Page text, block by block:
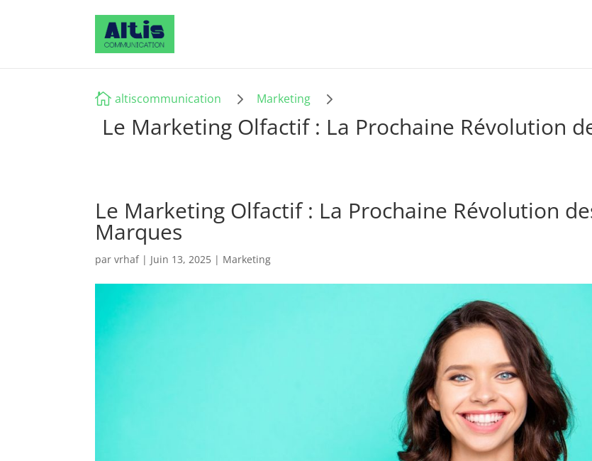
 altiscommunication 5 Marketing 5
Le Marketing Olfactif : La Prochaine Révolution
Le Marketing Olfactif : La Prochaine Révolution
Marques
parvrhaf| Juin 13, 2025 | Marketing